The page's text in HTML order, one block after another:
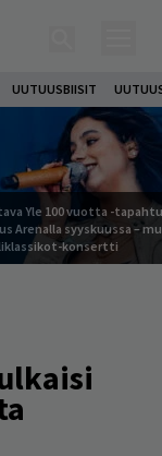
UUTUUSBIISIT
Yle 100 vuotta -
Arenalla syyskuussa –
konsertti